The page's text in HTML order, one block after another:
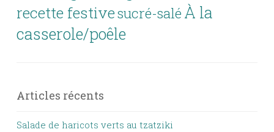
recette festivesucré-salé À la
casserole/poêle
Articles récents
Salade de haricots verts au tzatziki